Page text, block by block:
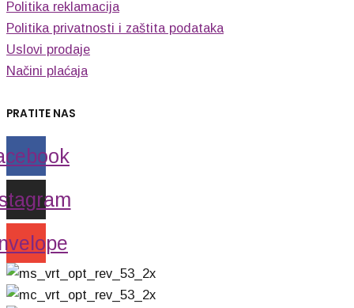
Politika reklamacija
Politika privatnosti i zaštita podataka
Uslovi prodaje
Načini plaćaja
PRATITE NAS